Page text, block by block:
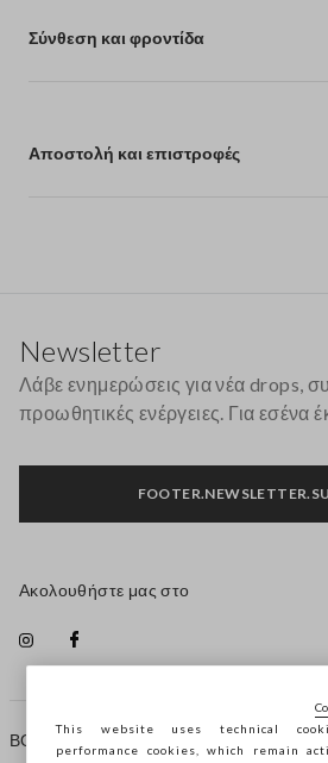
Σύνθεση και φροντίδα
Αποστολή και επιστροφές
ΒΟΗΘΕΙΑ
Newsletter
Λάβε ενημερώσεις για νέα drops,
προωθητικές ενέργειες. Για εσένα
Ακολουθήστε μας στο
This website uses technical
performance cookies, which remain